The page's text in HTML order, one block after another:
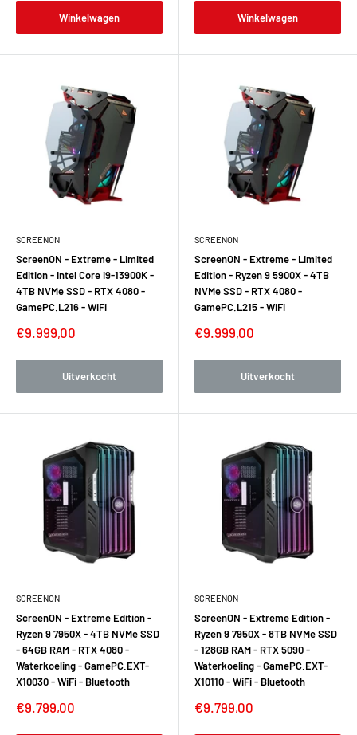
Winkelwagen Winkelwagen
SCREENON
ScreenON - Extreme - Limited
Edition - Intel Core i9-13900K -
4TB NVMe SSD - RTX 4080 -
GamePC.L216 - WiFi
Verkoopprijs
€9.999,00
Uitverkocht
SCREENON
ScreenON - Extreme - Limited
Edition - Ryzen 9 5900X - 4TB
NVMe SSD - RTX 4080 -
GamePC.L215 - WiFi
Verkoopprijs
€9.999,00
Uitverkocht
SCREENON
ScreenON - Extreme Edition -
Ryzen 9 7950X - 4TB NVMe SSD
- 64GB RAM - RTX 4080 -
Waterkoeling - GamePC.EXT-
X10030 - WiFi - Bluetooth
Verkoopprijs
€9.799,00
SCREENON
ScreenON - Extreme Edition -
Ryzen 9 7950X - 8TB NVMe SSD
- 128GB RAM - RTX 5090 -
Waterkoeling - GamePC.EXT-
X10110 - WiFi - Bluetooth
Verkoopprijs
€9.799,00